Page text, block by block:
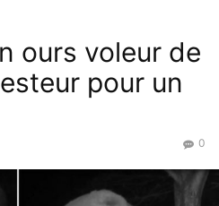
ours voleur de
pour un
0